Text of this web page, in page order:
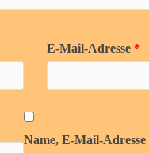
E-Mail-Adresse *
Name, E-Mail-